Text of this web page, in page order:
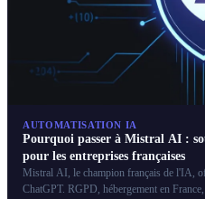
AUTOMATISATION IA
Pourquoi passer à Mistral AI :
pour les entreprises françaises
Mistral AI, le champion français de l'IA,
ChatGPT. RGPD, hébergement en